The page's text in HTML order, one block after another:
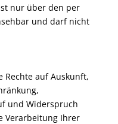
nur über den per
und darf nicht
Rechte auf Auskunft,
und Widerspruch
Verarbeitung Ihrer